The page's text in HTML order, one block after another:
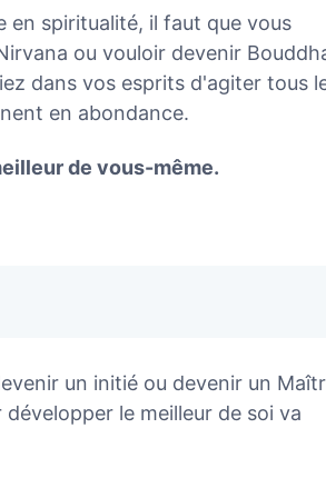
en spiritualité, il faut que vous
ou vouloir devenir
dans vos esprits d'agiter tous
en abondance.
de vous-même.
un initié ou devenir un
le meilleur de soi va